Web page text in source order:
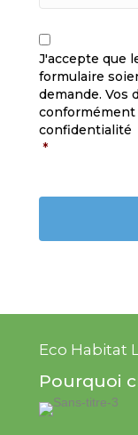
C
A
P
T
C
H
A
R
G
P
D
*
J'accepte que
formulaire
demande. Vos
confidentialité
*
Eco Habitat
Pourquoi